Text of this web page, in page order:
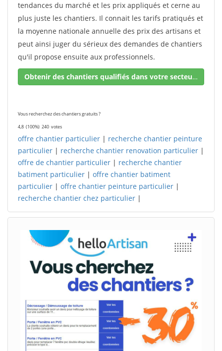
tendances du marché et les prix appliqués et cerne au
plus juste les chantiers. Il connait les tarifs pratiqués et
la moyenne nationale annuelle des prix des artisans et
peut ainsi juger du sérieux des demandes de chantiers
qu'il propose ensuite aux professionnels.
Obtenir des chantiers qualifiés dans votre secteur !
Vous recherchez des chantiers gratuits ?
4,8 (100%) 240 votes
offre chantier particulier | recherche chantier peinture
particulier | recherche chantier renovation particulier |
offre de chantier particulier | recherche chantier
batiment particulier | offre chantier batiment
particulier | offre chantier peinture particulier |
recherche chantier chez particulier |